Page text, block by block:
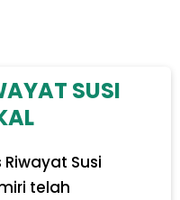
SUSI
Susi
telah